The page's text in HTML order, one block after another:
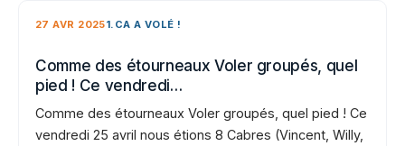
27 AVR 20251.CA A VOLÉ !
Comme des étourneaux Voler groupés, quel
pied ! Ce vendredi…
Comme des étourneaux Voler groupés, quel pied ! Ce
vendredi 25 avril nous étions 8 Cabres (Vincent, Willy,